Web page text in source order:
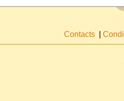
Contacts |